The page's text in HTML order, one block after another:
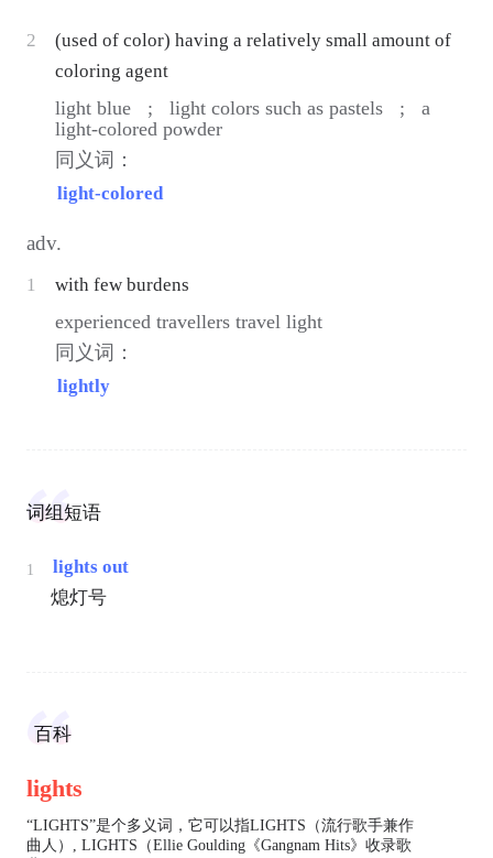
2
(used of color) having a relatively small amount of
coloring agent
light blue ; light colors such as pastels ;
a
light-colored powder
同义词：
light-colored
adv.
1 with few burdens
experienced travellers travel light
同义词：
lightly
词组短语
1
lights out
熄灯号
百科
lights
“LIGHTS”是个多义词，它可以指LIGHTS（流行歌手兼作
曲人）, LIGHTS（Ellie Goulding《Gangnam Hits》收录歌